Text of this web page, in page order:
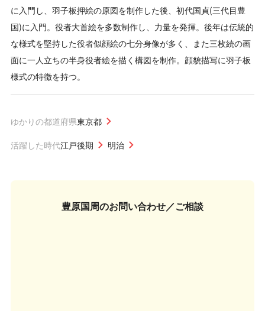
に入門し、羽子板押絵の原図を制作した後、初代国貞(三代目豊
国)に入門。役者大首絵を多数制作し、力量を発揮。後年は伝統的
な様式を堅持した役者似顔絵の七分身像が多く、また三枚続の画
面に一人立ちの半身役者絵を描く構図を制作。顔貌描写に羽子板
様式の特徴を持つ。
ゆかりの都道府県東京都
活躍した時代江戸後期 明治
豊原国周のお問い合わせ／ご相談